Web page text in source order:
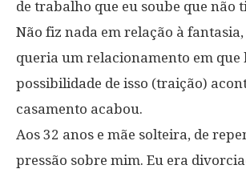
de trabalho que eu soube que não
Não fiz nada em relação à
queria um relacionamento em que
possibilidade de isso (traição)
casamento acabou.
Aos 32 anos e mãe solteira, de
pressão sobre mim. Eu era